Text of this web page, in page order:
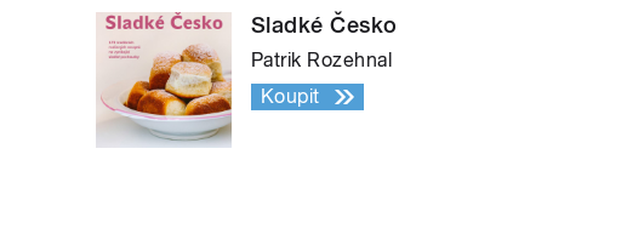
Sladké Česko
Patrik Rozehnal
Koupit